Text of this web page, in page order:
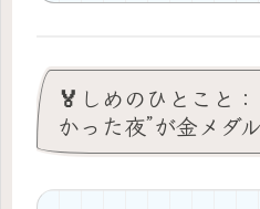
🏅しめのひとこと
かった夜”が金メダル